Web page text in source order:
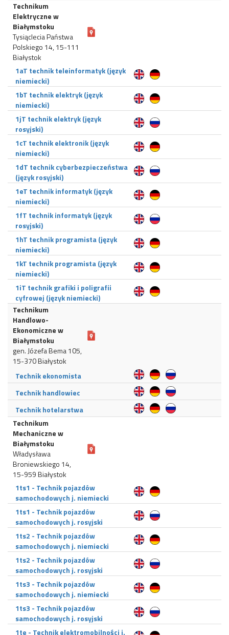
Technikum
Elektryczne w
Białymstoku
Tysiąclecia Państwa
Polskiego 14, 15-111
Białystok
1aT technik teleinformatyk (język
niemiecki)
1bT technik elektryk (język
niemiecki)
1jT technik elektryk (język
rosyjski)
1cT technik elektronik (język
niemiecki)
1dT technik cyberbezpieczeństwa
(język rosyjski)
1eT technik informatyk (język
niemiecki)
1fT technik informatyk (język
rosyjski)
1hT technik programista (język
niemiecki)
1kT technik programista (język
niemiecki)
1iT technik grafiki i poligrafii
cyfrowej (język niemiecki)
Technikum
Handlowo-
Ekonomiczne w
Białymstoku
gen. Józefa Bema 105,
15-370 Białystok
Technik ekonomista
Technik handlowiec
Technik hotelarstwa
Technikum
Mechaniczne w
Białymstoku
Władysława
Broniewskiego 14,
15-959 Białystok
1ts1 - Technik pojazdów
samochodowych j. niemiecki
1ts1 - Technik pojazdów
samochodowych j. rosyjski
1ts2 - Technik pojazdów
samochodowych j. niemiecki
1ts2 - Technik pojazdów
samochodowych j. rosyjski
1ts3 - Technik pojazdów
samochodowych j. niemiecki
1ts3 - Technik pojazdów
samochodowych j. rosyjski
1te - Technik elektromobilności j.